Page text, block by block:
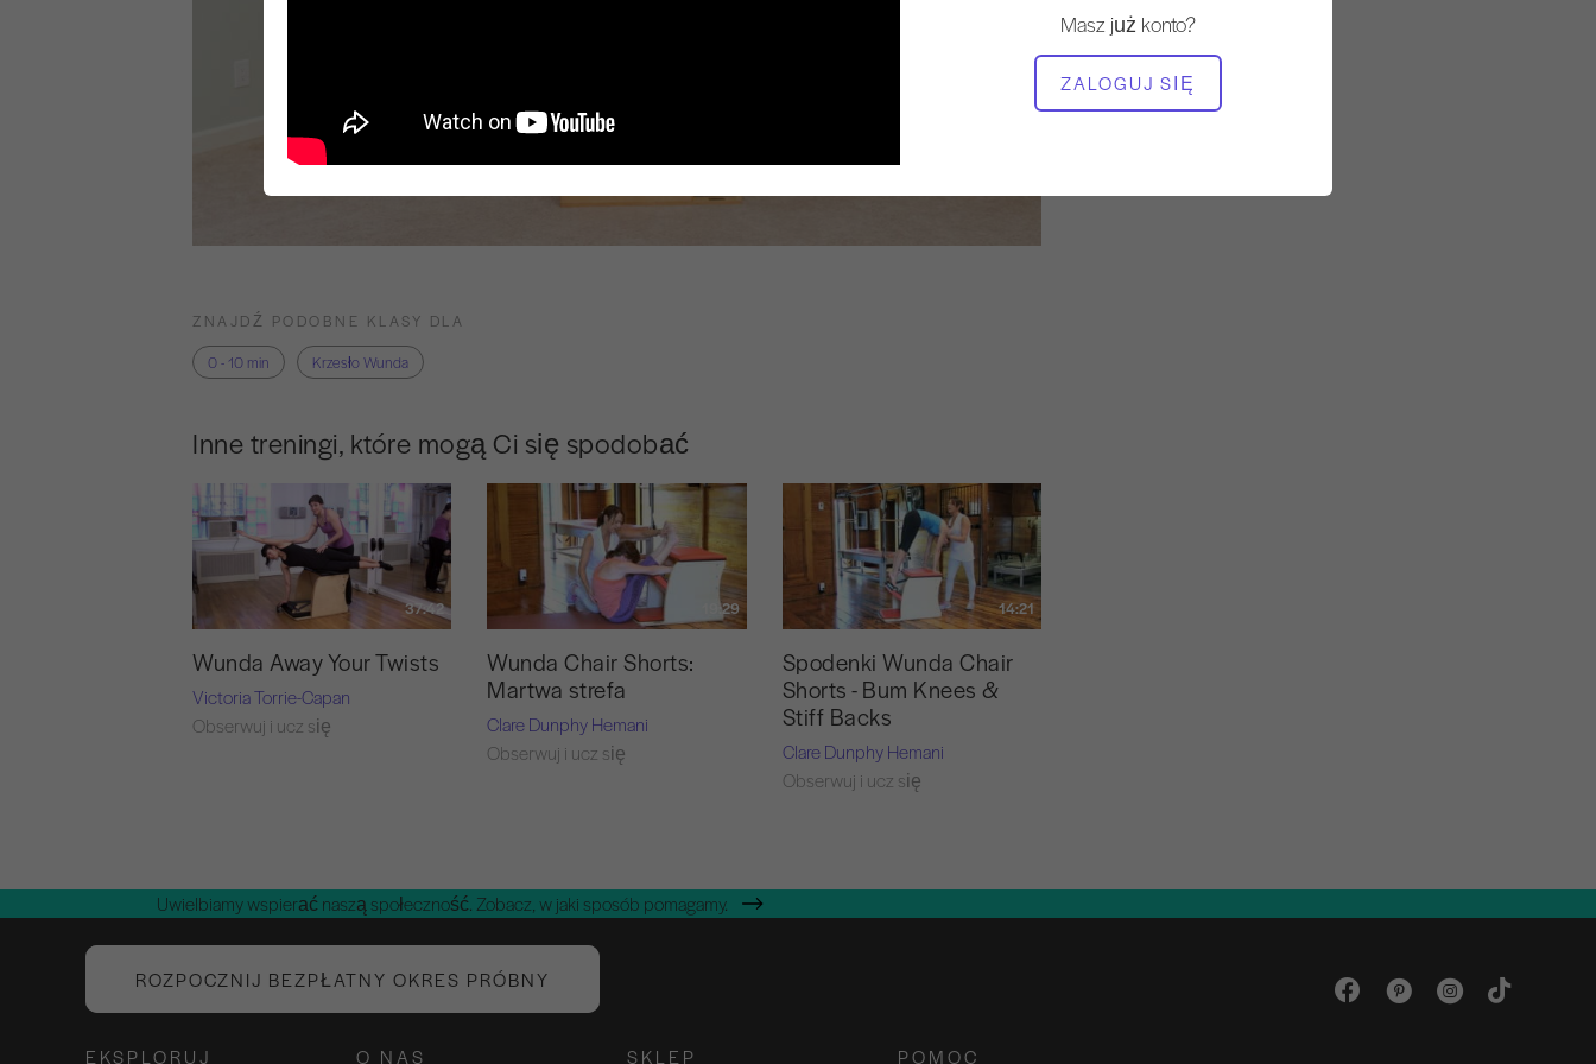
Masz już konto?
ZALOGUJ SIĘ
POTRZEBNY SPRZĘT
Krzesło Wunda
ZNAJDŹ PODOBNE KLASY DLA
0 - 10 min
Krzesło Wunda
Inne treningi, które mogą Ci się spodobać
37:42
Wunda Away Your Twists
Victoria Torrie-Capan
Obserwuj i ucz się
19:29
Wunda Chair Shorts:
Martwa strefa
Clare Dunphy Hemani
Obserwuj i ucz się
14:21
Spodenki Wunda Chair
Shorts - Bum Knees &
Stiff Backs
Clare Dunphy Hemani
Obserwuj i ucz się
Uwielbiamy wspierać naszą społeczność. Zobacz, w jaki sposób pomagamy.
ROZPOCZNIJ BEZPŁATNY OKRES PRÓBNY
EKSPLORUJ O NAS SKLEP POMOC